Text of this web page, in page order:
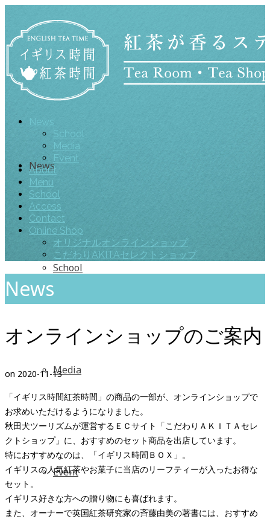
News
School
Media
Event
News
School
Media
Event
About
Menu
School
Access
Contact
Online Shop
オリジナルオンラインショップ
こだわりAKITAセレクトショップ
News
オンラインショップのご案内
on 2020-11-13
「イギリス時間紅茶時間」の商品の一部が、オンラインショップで
お求めいただけるようになりました。
秋田犬ツーリズムが運営するＥＣサイト「こだわりＡＫＩＴＡセレ
クトショップ」に、おすすめのセット商品を出店しています。
特におすすめなのは、「イギリス時間ＢＯＸ」。
イギリスの人気紅茶やお菓子に当店のリーフティーが入ったお得な
セット。
イギリス好きな方への贈り物にも喜ばれます。
また、オーナーで英国紅茶研究家の斉藤由美の著書には、おすすめ